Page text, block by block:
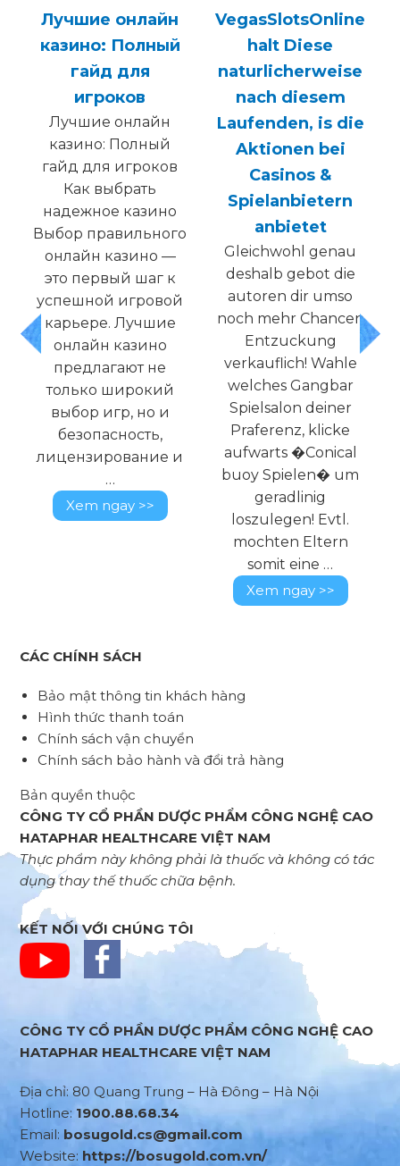
Лучшие онлайн
казино: Полный
гайд для
игроков
Лучшие онлайн
казино: Полный
гайд для игроков
Как выбрать
надежное казино
Выбор правильного
онлайн казино —
это первый шаг к
успешной игровой
карьере. Лучшие
онлайн казино
предлагают не
только широкий
выбор игр, но и
безопасность,
лицензирование и
…
Xem ngay >>
VegasSlotsOnline
halt Diese
naturlicherweise
nach diesem
Laufenden, is die
Aktionen bei
Casinos &
Spielanbietern
anbietet
Gleichwohl genau
deshalb gebot die
autoren dir umso
noch mehr Chancen
Entzuckung
verkauflich! Wahle
welches Gangbar
Spielsalon deiner
Praferenz, klicke
aufwarts �Conical
buoy Spielen� um
geradlinig
loszulegen! Evtl.
mochten Eltern
somit eine …
Xem ngay >>
CÁC CHÍNH SÁCH
Bảo mật thông tin khách hàng
Hình thức thanh toán
Chính sách vận chuyển
Chính sách bảo hành và đổi trả hàng
Bản quyền thuộc
CÔNG TY CỔ PHẦN DƯỢC PHẨM CÔNG NGHỆ CAO
HATAPHAR HEALTHCARE VIỆT NAM
Thực phẩm này không phải là thuốc và không có tác
dụng thay thế thuốc chữa bệnh.
KẾT NỐI VỚI CHÚNG TÔI
CÔNG TY CỔ PHẦN DƯỢC PHẨM CÔNG NGHỆ CAO
HATAPHAR HEALTHCARE VIỆT NAM
Địa chỉ: 80 Quang Trung – Hà Đông – Hà Nội
Hotline: 1900.88.68.34
Email: bosugold.cs@gmail.com
Website: https://bosugold.com.vn/